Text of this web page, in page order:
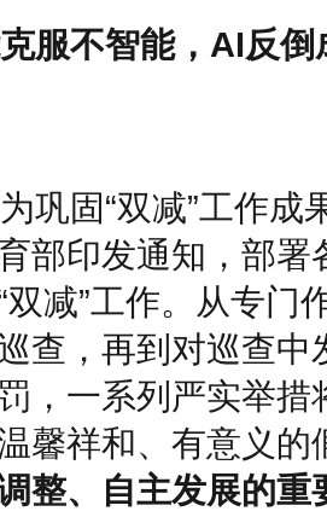
服不智能，AI反倒
巩固“双减”工作成
部印发通知，部
减”工作。从专门
查，再到对巡查中
，一系列严实举措
馨祥和、有意义的
整、自主发展的重